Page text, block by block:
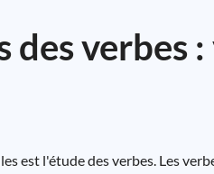
des verbes
est l'étude des verbes. Les